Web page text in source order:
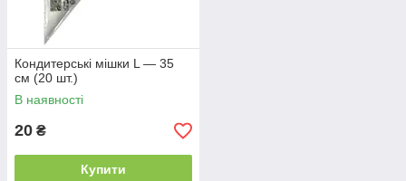
Кондитерські мішки L — 35
см (20 шт.)
В наявності
20 ₴
Купити